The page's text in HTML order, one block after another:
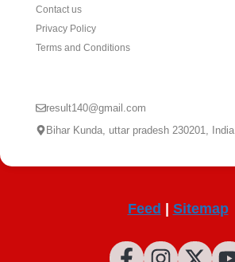
Contact us
Privacy Policy
Terms and Conditions
result140@gmail.com
Bihar Kunda, uttar pradesh 230201, India
Feed | Sitemap